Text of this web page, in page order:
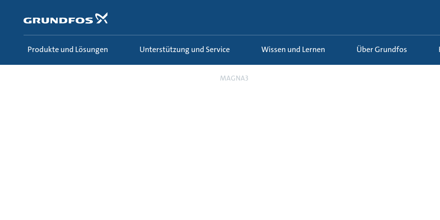
springen
Produkte und Lösungen Unterstützung und Service Wissen und Lernen Über Grundfos
MAGNA3